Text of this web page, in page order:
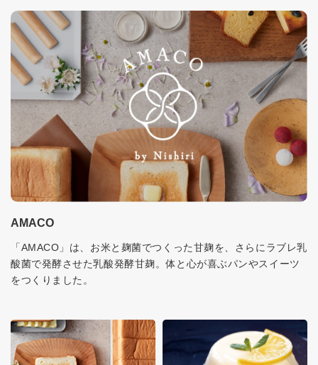
AMACO
「AMACO」は、お米と麹菌でつくった甘麹を、さらにラブレ乳
酸菌で発酵させた乳酸発酵甘麹。体と心が喜ぶパンやスイーツ
をつくりました。